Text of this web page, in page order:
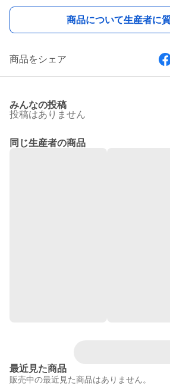
商品について生産者に
商品をシェア
みんなの投稿
投稿はありません
同じ生産者の商品
最近見た商品
販売中の最近見た商品はありません。